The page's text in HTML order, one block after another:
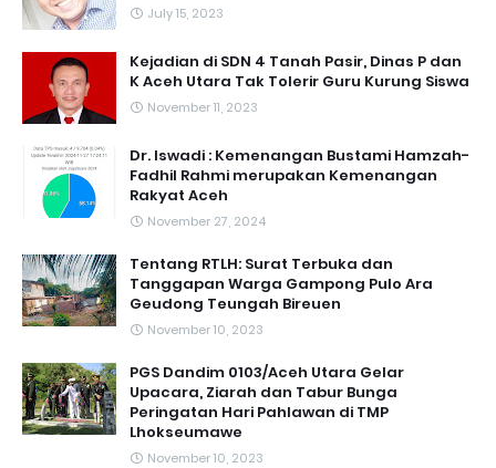
July 15, 2023
Kejadian di SDN 4 Tanah Pasir, Dinas P dan
K Aceh Utara Tak Tolerir Guru Kurung Siswa
November 11, 2023
Dr. Iswadi : Kemenangan Bustami Hamzah-
Fadhil Rahmi merupakan Kemenangan
Rakyat Aceh
November 27, 2024
Tentang RTLH: Surat Terbuka dan
Tanggapan Warga Gampong Pulo Ara
Geudong Teungah Bireuen
November 10, 2023
PGS Dandim 0103/Aceh Utara Gelar
Upacara, Ziarah dan Tabur Bunga
Peringatan Hari Pahlawan di TMP
Lhokseumawe
November 10, 2023